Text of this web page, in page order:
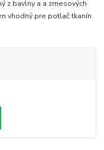
z bavlny a a zmesových
vhodný pre potlač tkanín